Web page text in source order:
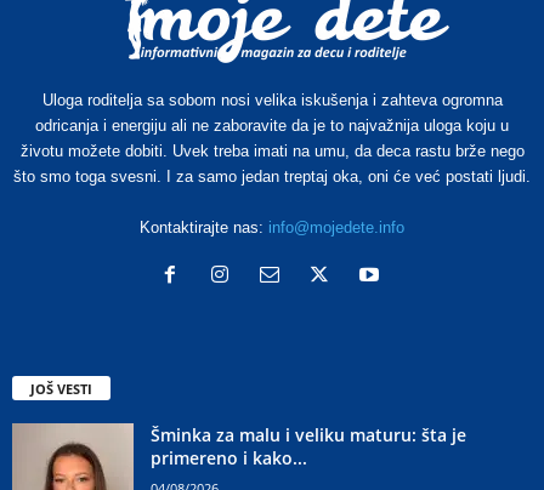
Uloga roditelja sa sobom nosi velika iskušenja i zahteva ogromna
odricanja i energiju ali ne zaboravite da je to najvažnija uloga koju u
životu možete dobiti. Uvek treba imati na umu, da deca rastu brže nego
što smo toga svesni. I za samo jedan treptaj oka, oni će već postati ljudi.
Kontaktirajte nas: info@mojedete.info
JOŠ VESTI
Šminka za malu i veliku maturu: šta je
primereno i kako...